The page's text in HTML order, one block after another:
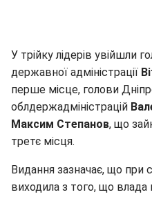
У трійку лідерів увійшли
державної адміністрації
перше місце, голови
облдержадміністрацій
Максим Степанов, що
третє місця.
Видання зазначає, що при
виходила з того, що влада